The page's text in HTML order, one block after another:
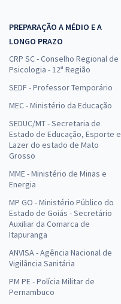
PREPARAÇÃO A MÉDIO E A
LONGO PRAZO
CRP SC - Conselho Regional de
Psicologia - 12ª Região
SEDF - Professor Temporário
MEC - Ministério da Educação
SEDUC/MT - Secretaria de
Estado de Educação, Esporte e
Lazer do estado de Mato
Grosso
MME - Ministério de Minas e
Energia
MP GO - Ministério Público do
Estado de Goiás - Secretário
Auxiliar da Comarca de
Itapuranga
ANVISA - Agência Nacional de
Vigilância Sanitária
PM PE - Polícia Militar de
Pernambuco